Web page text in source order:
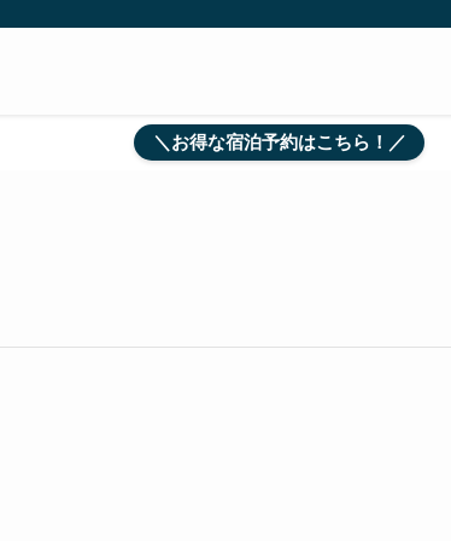
＼お得な宿泊予約はこちら！／